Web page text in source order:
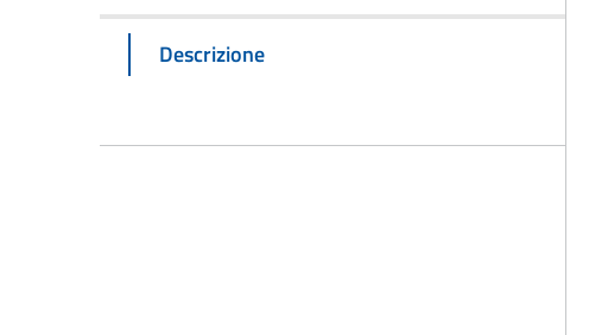
Descrizione